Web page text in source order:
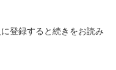
登録すると続きをお読み